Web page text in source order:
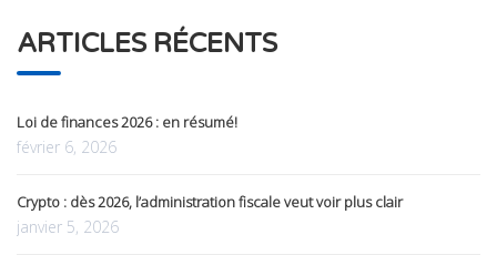
ARTICLES RÉCENTS
Loi de finances 2026 : en résumé!
février 6, 2026
Crypto : dès 2026, l’administration fiscale veut voir plus clair
janvier 5, 2026